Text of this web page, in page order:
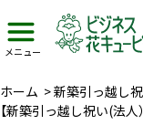
メニュー
ホーム >新築引っ越し祝
【新築引っ越し祝い(法